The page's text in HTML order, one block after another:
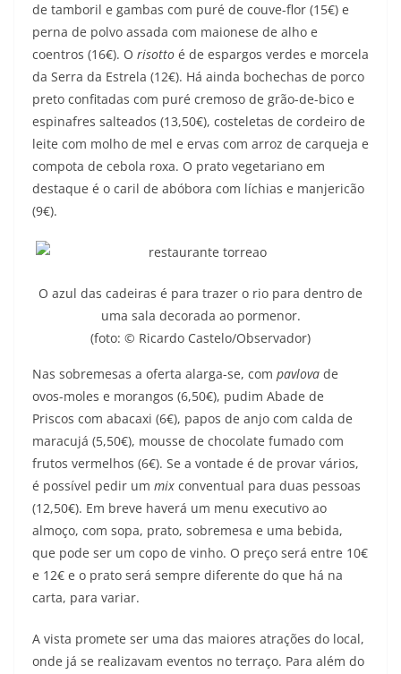
de tamboril e gambas com puré de couve-flor (15€) e
perna de polvo assada com maionese de alho e
coentros (16€). O risotto é de espargos verdes e morcela
da Serra da Estrela (12€). Há ainda bochechas de porco
preto confitadas com puré cremoso de grão-de-bico e
espinafres salteados (13,50€), costeletas de cordeiro de
leite com molho de mel e ervas com arroz de carqueja e
compota de cebola roxa. O prato vegetariano em
destaque é o caril de abóbora com líchias e manjericão
(9€).
O azul das cadeiras é para trazer o rio para dentro de
uma sala decorada ao pormenor.
(foto: © Ricardo Castelo/Observador)
Nas sobremesas a oferta alarga-se, com pavlova de
ovos-moles e morangos (6,50€), pudim Abade de
Priscos com abacaxi (6€), papos de anjo com calda de
maracujá (5,50€), mousse de chocolate fumado com
frutos vermelhos (6€). Se a vontade é de provar vários,
é possível pedir um mix conventual para duas pessoas
(12,50€). Em breve haverá um menu executivo ao
almoço, com sopa, prato, sobremesa e uma bebida,
que pode ser um copo de vinho. O preço será entre 10€
e 12€ e o prato será sempre diferente do que há na
carta, para variar.
A vista promete ser uma das maiores atrações do local,
onde já se realizavam eventos no terraço. Para além do